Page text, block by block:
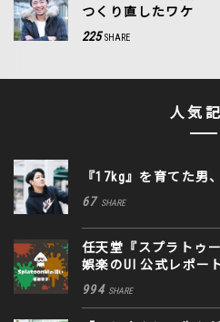
つくり直したワケ
225 SHARE
人気
『17kg』を育てた男
67 SHARE
任天堂『スプラトゥ
娯楽のUI 公式レポー
994 SHARE